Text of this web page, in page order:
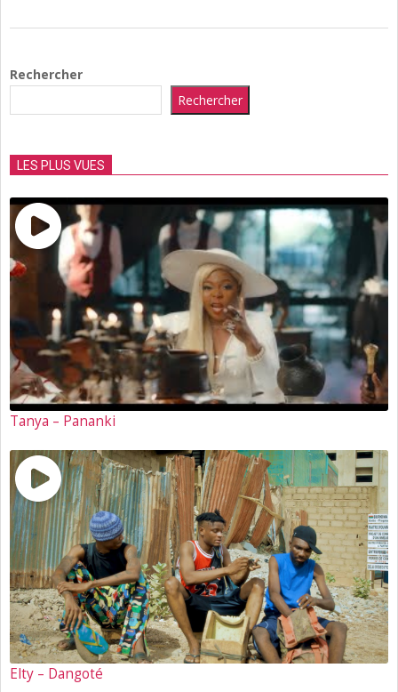
07
Rechercher
Rechercher
LES PLUS VUES
Tanya – Pananki
Elty – Dangoté